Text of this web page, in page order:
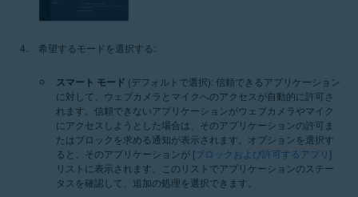
希望するモードを選択する:
スマート モード (デフォルトで選択): 信頼できるアプリケーション
に対して、ウェブカメラとマイクへのアクセスが自動的に許可さ
れます。信頼できないアプリケーションがウェブカメラやマイク
にアクセスしようとした場合は、そのアプリケーションの許可ま
たはブロックを求める通知が表示されます。オプションを選択す
ると、そのアプリケーションが [ ブロックおよび許可するアプリ]
リストに表示されます。このリストでアプリケーションのステー
タスを確認して、追加の処理を選択できます。